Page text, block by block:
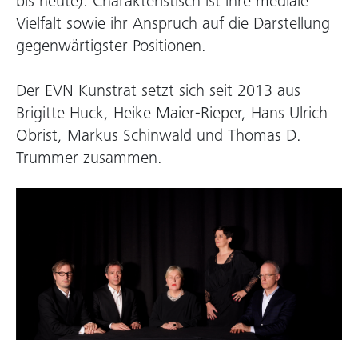
Vielfalt sowie ihr Anspruch auf die Darstellung
gegenwärtigster Positionen.
Der EVN Kunstrat setzt sich seit 2013 aus
Brigitte Huck, Heike Maier-Rieper, Hans Ulrich
Obrist, Markus Schinwald und Thomas D.
Trummer zusammen.